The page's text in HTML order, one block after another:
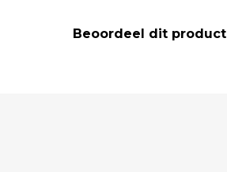
Beoordeel dit product